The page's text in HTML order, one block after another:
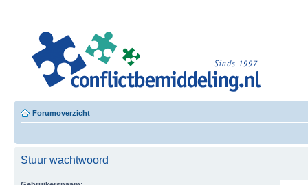
Forumoverzicht
Stuur wachtwoord